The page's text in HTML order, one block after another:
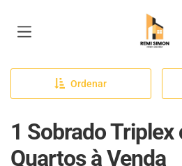
Página
Ordenar
1 Sobrado Triplex
Quartos à Venda